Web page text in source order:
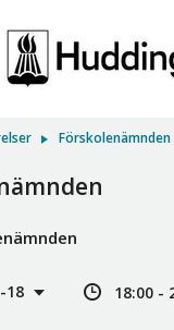
Förskolenämnden
18 18:00 -